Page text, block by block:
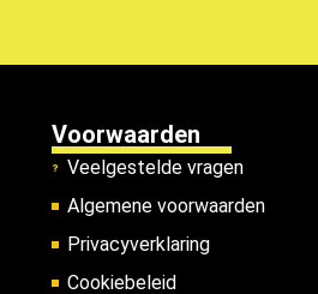
Voorwaarden
Veelgestelde vragen
Algemene voorwaarden
Privacyverklaring
Cookiebeleid